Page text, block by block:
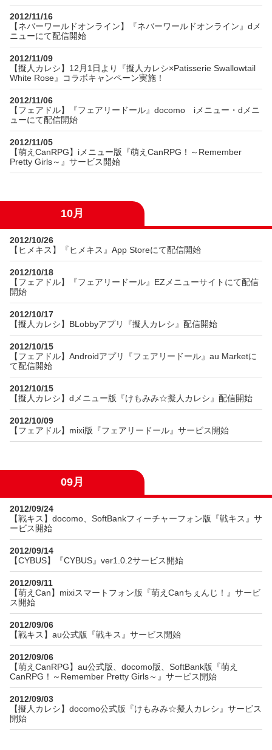
2012/11/16
【ネバーワールドオンライン】『ネバーワールドオンライン』dメ
ニューにて配信開始
2012/11/09
【擬人カレシ】12月1日より『擬人カレシ×Patisserie Swallowtail
White Rose』コラボキャンペーン実施！
2012/11/06
【フェアドル】『フェアリードール』docomo iメニュー・dメニ
ューにて配信開始
2012/11/05
【萌えCanRPG】iメニュー版『萌えCanRPG！～Remember
Pretty Girls～』サービス開始
10月
2012/10/26
【ヒメキス】『ヒメキス』App Storeにて配信開始
2012/10/18
【フェアドル】『フェアリードール』EZメニューサイトにて配信
開始
2012/10/17
【擬人カレシ】BLobbyアプリ『擬人カレシ』配信開始
2012/10/15
【フェアドル】Androidアプリ『フェアリードール』au Marketに
て配信開始
2012/10/15
【擬人カレシ】dメニュー版『けもみみ☆擬人カレシ』配信開始
2012/10/09
【フェアドル】mixi版『フェアリードール』サービス開始
09月
2012/09/24
【戦キス】docomo、SoftBankフィーチャーフォン版『戦キス』サ
ービス開始
2012/09/14
【CYBUS】『CYBUS』ver1.0.2サービス開始
2012/09/11
【萌えCan】mixiスマートフォン版『萌えCanちぇんじ！』サービ
ス開始
2012/09/06
【戦キス】au公式版『戦キス』サービス開始
2012/09/06
【萌えCanRPG】au公式版、docomo版、SoftBank版『萌え
CanRPG！～Remember Pretty Girls～』サービス開始
2012/09/03
【擬人カレシ】docomo公式版『けもみみ☆擬人カレシ』サービス
開始